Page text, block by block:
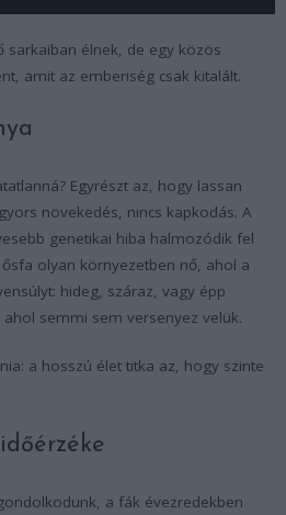
sarkaiban élnek, de egy közös
amit az emberiség csak kitalált.
Egyrészt az, hogy lassan
növekedés, nincs kapkodás. A
genetikai hiba halmozódik fel
olyan környezetben nő, ahol a
hideg, száraz, vagy épp
semmi sem versenyez velük.
a hosszú élet titka az, hogy szinte
a fák évezredekben